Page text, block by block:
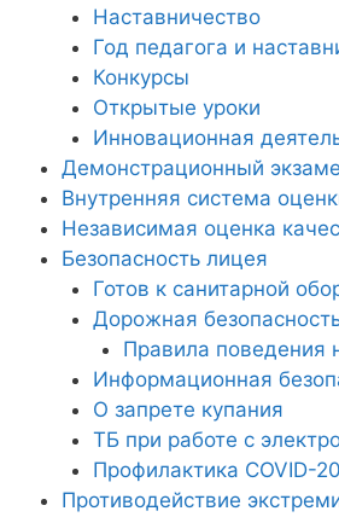
Наставничество
Год педагога и
Конкурсы
Открытые уроки
Инновационная
Демонстрационный
Внутренняя система
Независимая оценка
Безопасность лицея
Готов к санитарной
Дорожная
Правила поведения
Информационная
О запрете купания
ТБ при работе с
Профилактика COVID-
Противодействие